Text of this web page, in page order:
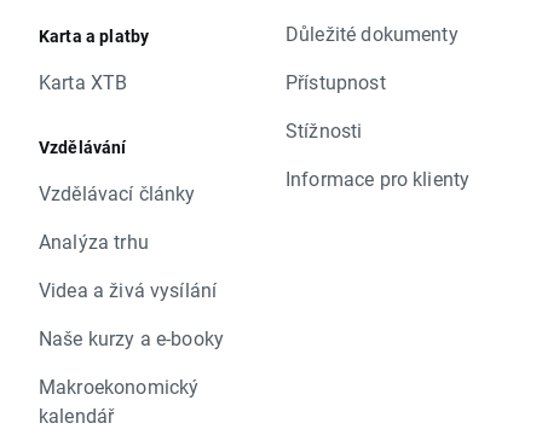
Karta a platby
Karta XTB
Vzdělávání
Vzdělávací články
Analýza trhu
Videa a živá vysílání
Naše kurzy a e-booky
Makroekonomický
kalendář
Důležité dokumenty
Přístupnost
Stížnosti
Informace pro klienty